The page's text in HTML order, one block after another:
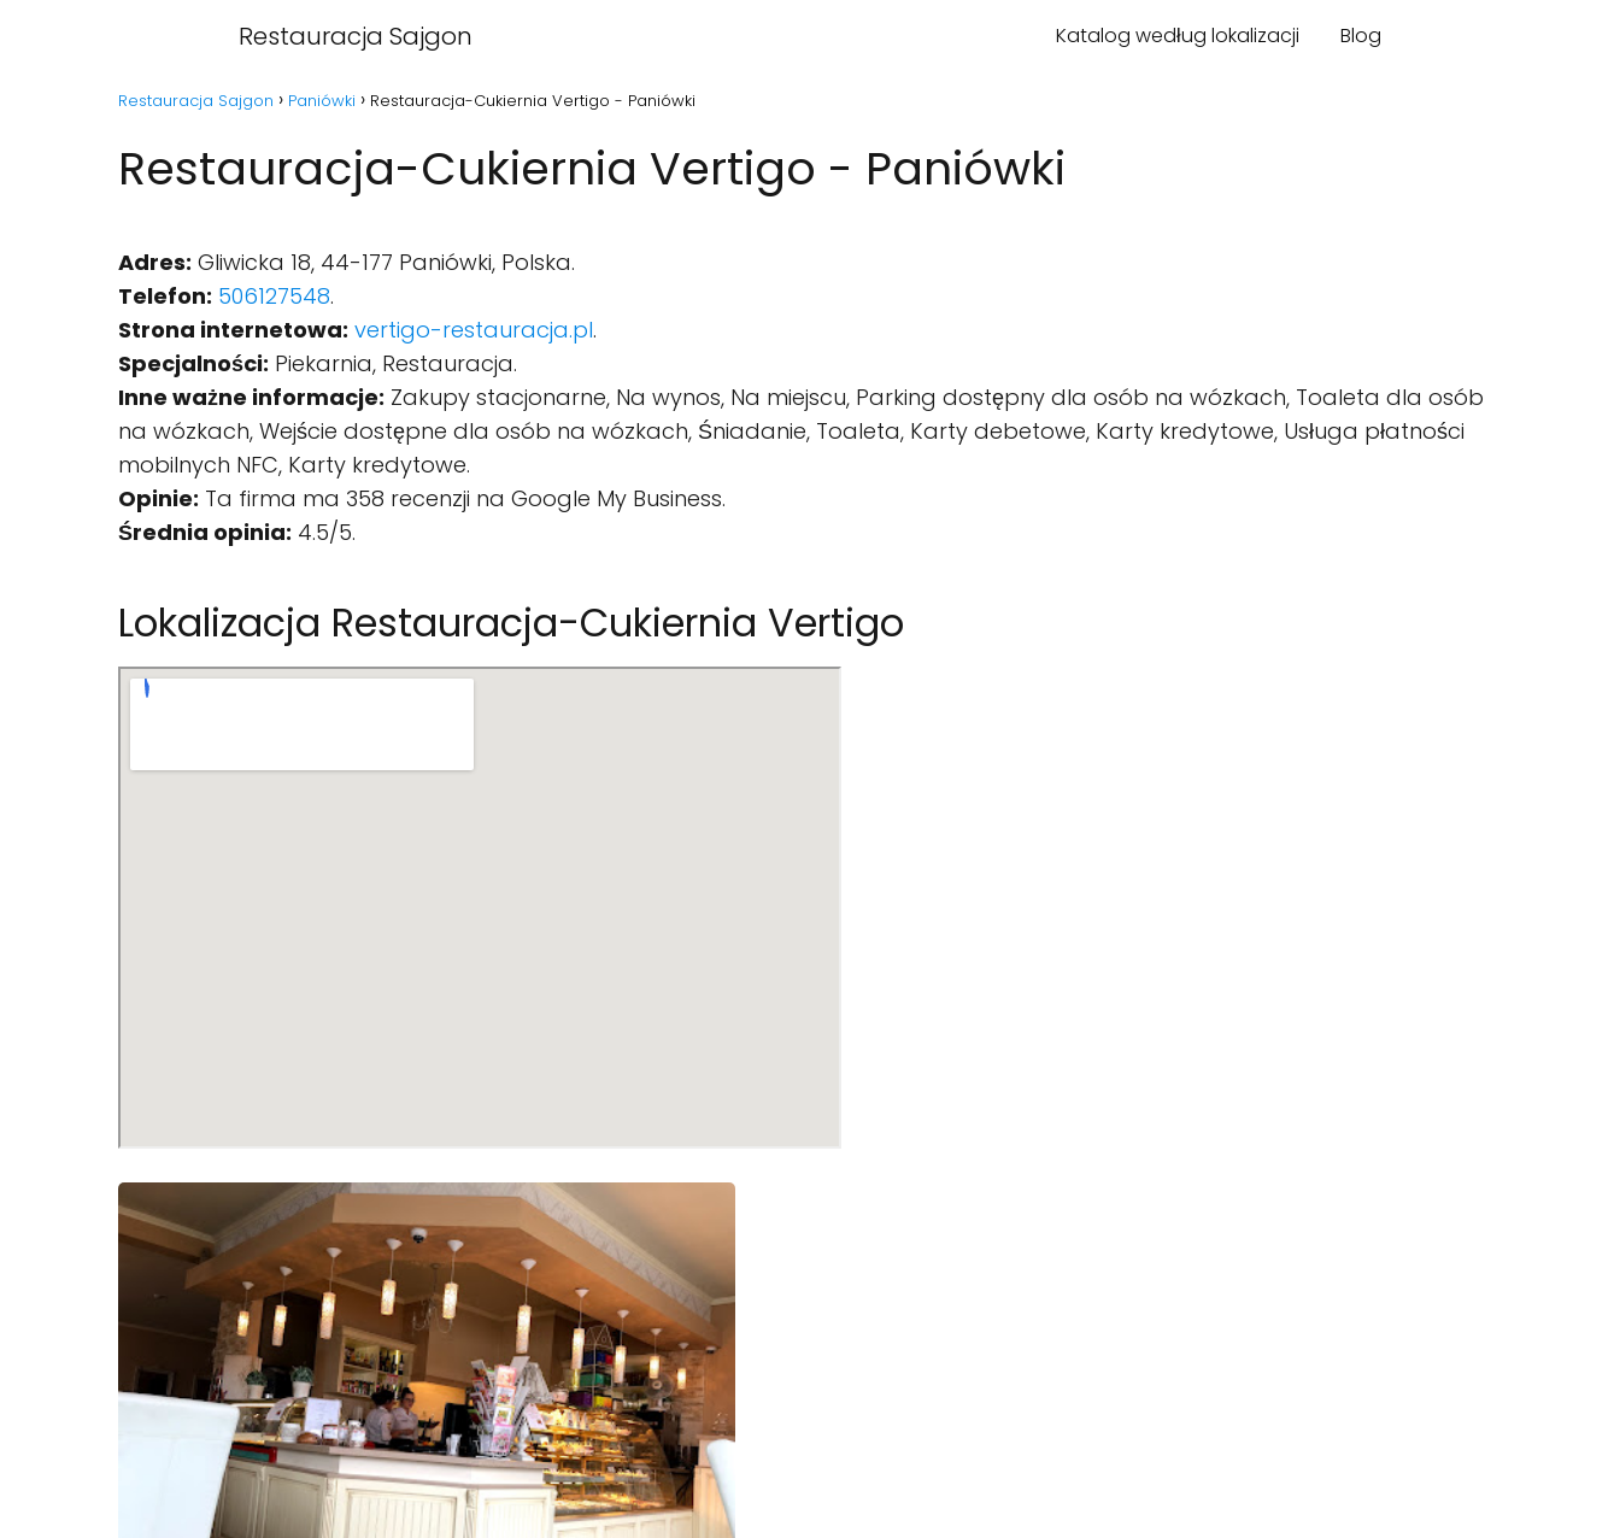
Restauracja Sajgon Katalog według lokalizacji Blog
Restauracja Sajgon Paniówki Restauracja-Cukiernia Vertigo - Paniówki
Restauracja-Cukiernia Vertigo - Paniówki
Adres: Gliwicka 18, 44-177 Paniówki, Polska.
Telefon: 506127548.
Strona internetowa: vertigo-restauracja.pl.
Specjalności: Piekarnia, Restauracja.
Inne ważne informacje: Zakupy stacjonarne, Na wynos, Na miejscu, Parking dostępny dla osób na wózkach, Toaleta dla osób
na wózkach, Wejście dostępne dla osób na wózkach, Śniadanie, Toaleta, Karty debetowe, Karty kredytowe, Usługa płatności
mobilnych NFC, Karty kredytowe.
Opinie: Ta firma ma 358 recenzji na Google My Business.
Średnia opinia: 4.5/5.
Lokalizacja Restauracja-Cukiernia Vertigo